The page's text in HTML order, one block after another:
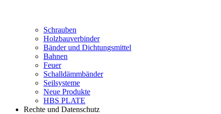
Schrauben
Holzbauverbinder
Bänder und Dichtungsmittel
Bahnen
Feuer
Schalldämmbänder
Seilsysteme
Neue Produkte
HBS PLATE
Rechte und Datenschutz